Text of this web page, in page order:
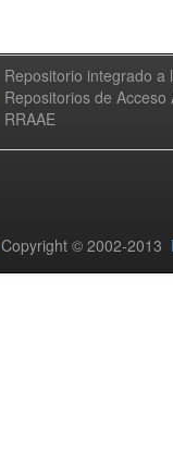
Repositorio integrado a
Repositorios de
RRAAE
Copyright © 2002-2013